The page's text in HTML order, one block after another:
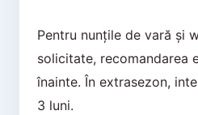
Pentru nunțile de vară și
solicitate, recomandarea
înainte. În extrasezon,
3 luni.